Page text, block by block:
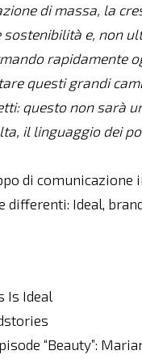
di massa, la
sostenibilità e, non
rapidamente
questi grandi
questo non sarà
il linguaggio dei
di
differenti: Ideal,
Is Ideal
“Beauty”: